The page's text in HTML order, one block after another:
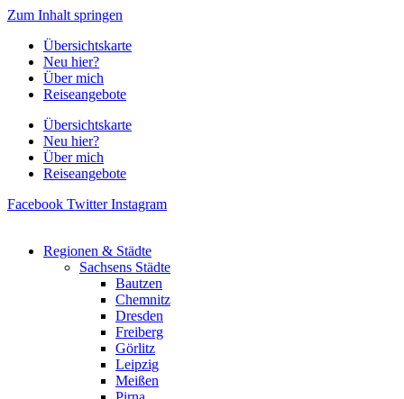
Zum Inhalt springen
Übersichtskarte
Neu hier?
Über mich
Reiseangebote
Übersichtskarte
Neu hier?
Über mich
Reiseangebote
Facebook Twitter Instagram
Regionen & Städte
Sachsens Städte
Bautzen
Chemnitz
Dresden
Freiberg
Görlitz
Leipzig
Meißen